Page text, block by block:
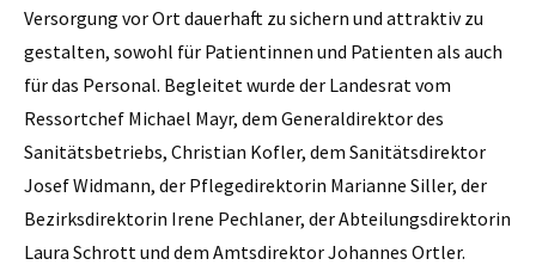
Versorgung vor Ort dauerhaft zu sichern und attraktiv zu
gestalten, sowohl für Patientinnen und Patienten als auch
für das Personal. Begleitet wurde der Landesrat vom
Ressortchef Michael Mayr, dem Generaldirektor des
Sanitätsbetriebs, Christian Kofler, dem Sanitätsdirektor
Josef Widmann, der Pflegedirektorin Marianne Siller, der
Bezirksdirektorin Irene Pechlaner, der Abteilungsdirektorin
Laura Schrott und dem Amtsdirektor Johannes Ortler.